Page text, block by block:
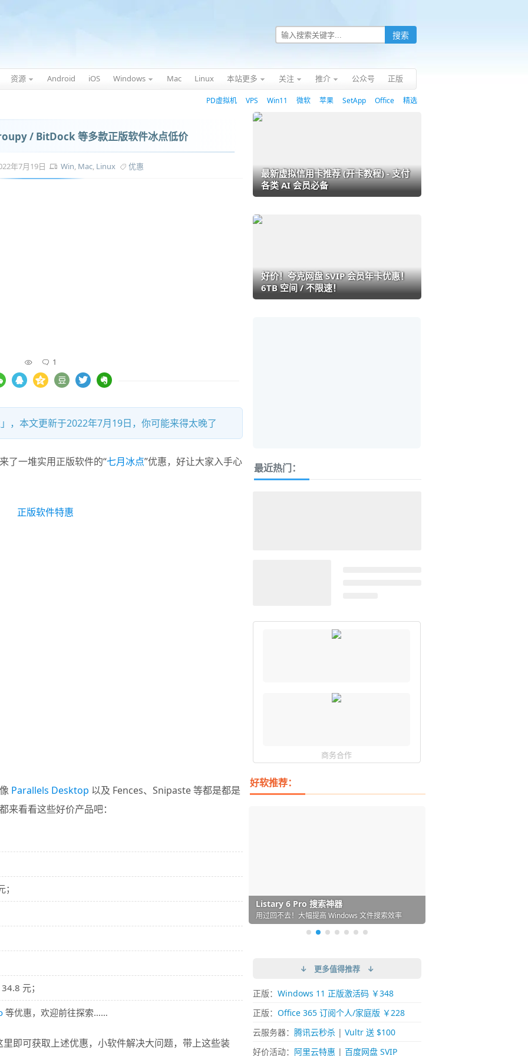
资源 Android iOS Windows Mac Linux 本站更多 关注 推介 公众号 正版
PD虚拟机 VPS Win11 微软 苹果 SetApp Office 精选
/ BitDock 等多款正版软件冰点低价
年7月19日 Win, Mac, Linux 优惠
1
，本文更新于2022年7月19日，你可能来得太晚了
了一堆实用正版软件的“七月冰点”优惠，好让大家入手心
Parallels Desktop 以及 Fences、Snipaste 等都是都是
来看看这些好价产品吧：
元；
等优惠，欢迎前往探索……
里即可获取上述优惠，小软件解决大问题，带上这些装
最新虚拟信用卡推荐 (开卡教程) - 支付
各类 AI 会员必备
好价！夸克网盘 SVIP 会员年卡优惠！
6TB 空间 / 不限速！
最近热门：
商务合作
好软推荐：
IDM 必备的下载神器
超强的 Windows 平台下载工具
Listary 6 Pro 搜索神器
用过回不去！大幅提高 Windows 文件搜索效率
Fences 桌面图标自动整理/美化神器
懒人必备！图标再多桌面也不再凌乱！
Parallels Desktop 虚拟机
在 Mac 上流畅运行 Windows (支持 M 芯片)
Downie 下载网络视频的神器 (Mac)
一键下视频，超简单好用！谁用谁知道
Typora - 极简好用的 Markdown 编辑器
颠覆写作体验！跨平台支持 Win / Mac
↓ 更多值得推荐 ↓
正版： Windows 11 正版激活码 ￥348
正版： Office 365 订阅个人/家庭版 ￥228
云服务器： 腾讯云秒杀| Vultr 送 $100
好价活动： 阿里云特惠 | 百度网盘 SVIP